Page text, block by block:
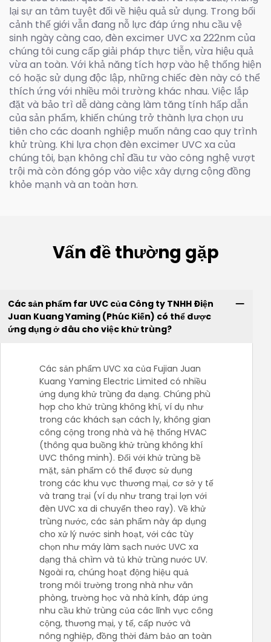
lại sự an tâm tuyệt đối về hiệu quả sử dụng. Trong bối
cảnh thế giới vẫn đang nỗ lực đáp ứng nhu cầu vệ
sinh ngày càng cao, đèn excimer UVC xa 222nm của
chúng tôi cung cấp giải pháp thực tiễn, vừa hiệu quả
vừa an toàn. Với khả năng tích hợp vào hệ thống hiện
có hoặc sử dụng độc lập, những chiếc đèn này có thể
thích ứng với nhiều môi trường khác nhau. Việc lắp
đặt và bảo trì dễ dàng càng làm tăng tính hấp dẫn
của sản phẩm, khiến chúng trở thành lựa chọn ưu
tiên cho các doanh nghiệp muốn nâng cao quy trình
khử trùng. Khi lựa chọn đèn excimer UVC xa của
chúng tôi, bạn không chỉ đầu tư vào công nghệ vượt
trội mà còn đóng góp vào việc xây dựng cộng đồng
khỏe mạnh và an toàn hơn.
Vấn đề thường gặp
Các sản phẩm far UVC của Công ty TNHH Điện
Juan Kuang Yaming (Phúc Kiến) có thể được
ứng dụng ở đâu cho việc khử trùng?
Các sản phẩm UVC xa của Fujian Juan
Kuang Yaming Electric Limited có nhiều
ứng dụng khử trùng đa dạng. Chúng phù
hợp cho khử trùng không khí, ví dụ như
trong các khách sạn cách ly, không gian
công cộng trong nhà và hệ thống HVAC
(thông qua buồng khử trùng không khí
UVC thông minh). Đối với khử trùng bề
mặt, sản phẩm có thể được sử dụng
trong các khu vực thương mại, cơ sở y tế
và trang trại (ví dụ như trang trại lợn với
đèn UVC xa di chuyển theo ray). Về khử
trùng nước, các sản phẩm này áp dụng
cho xử lý nước sinh hoạt, với các tùy
chọn như máy làm sạch nước UVC xa
dạng thả chìm và tủ khử trùng nước UV.
Ngoài ra, chúng hoạt động hiệu quả
trong môi trường trong nhà như văn
phòng, trường học và nhà kính, đáp ứng
nhu cầu khử trùng của các lĩnh vực công
cộng, thương mại, y tế, cấp nước và
nông nghiệp, đồng thời đảm bảo an toàn